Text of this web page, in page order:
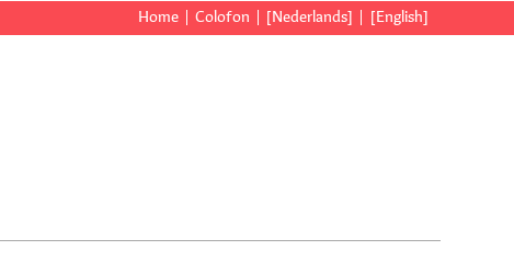
Home Colofon [Nederlands] [English]